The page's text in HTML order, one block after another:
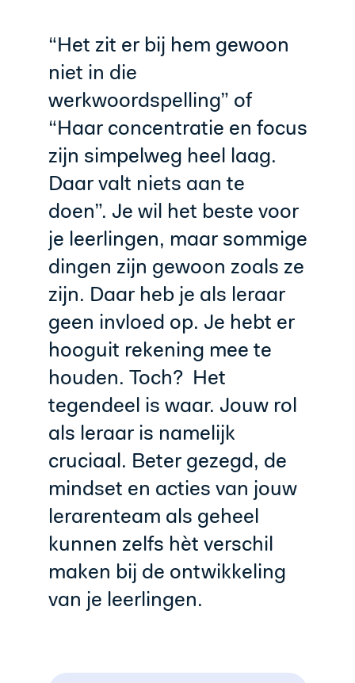
“Het zit er bij hem gewoon
niet in die
werkwoordspelling” of
“Haar concentratie en focus
zijn simpelweg heel laag.
Daar valt niets aan te
doen”. Je wil het beste voor
je leerlingen, maar sommige
dingen zijn gewoon zoals ze
zijn. Daar heb je als leraar
geen invloed op. Je hebt er
hooguit rekening mee te
houden. Toch? Het
tegendeel is waar. Jouw rol
als leraar is namelijk
cruciaal. Beter gezegd, de
mindset en acties van jouw
lerarenteam als geheel
kunnen zelfs hèt verschil
maken bij de ontwikkeling
van je leerlingen.